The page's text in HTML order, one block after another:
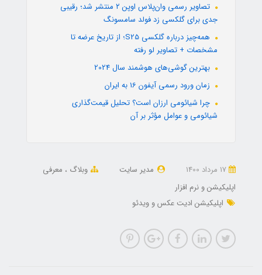
تصاویر رسمی وان‌پلاس اوپن ۲ منتشر شد؛ رقیبی
جدی برای گلکسی زد فولد سامسونگ
همه‌چیز درباره گلکسی S25؛ از تاریخ عرضه تا
مشخصات + تصاویر لو رفته
بهترین گوشی‌های هوشمند سال 2024
زمان ورود رسمی آیفون 16 به ایران
چرا شیائومی ارزان است؟ تحلیل قیمت‌گذاری
شیائومی و عوامل مؤثر بر آن
مدیر سایت وبلاگ
معرفی
اپلیکیشن و نرم افزار
اپلیکیشن ادیت عکس و ویدئو